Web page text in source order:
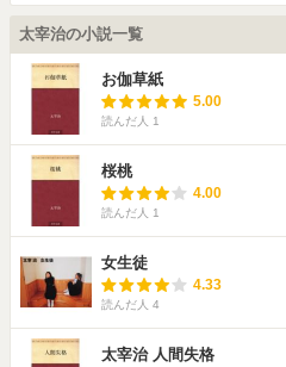
太宰治の小説一覧
お伽草紙
5.00
読んだ人 1
桜桃
4.00
読んだ人 1
女生徒
4.33
読んだ人 4
太宰治 人間失格